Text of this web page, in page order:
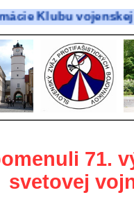
vojenskej
71.
svetovej